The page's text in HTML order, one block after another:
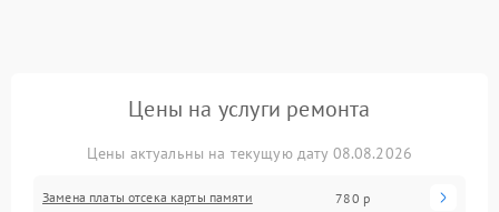
Цены на услуги ремонта
Цены актуальны на текущую дату 08.08.2026
Замена платы отсека карты памяти 780 р